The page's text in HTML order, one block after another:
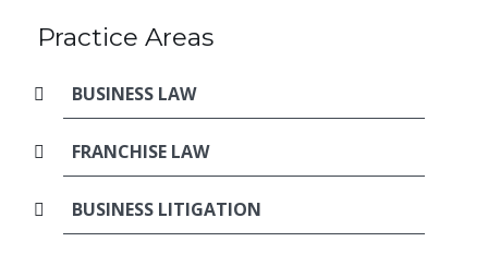
Practice Areas
BUSINESS LAW
FRANCHISE LAW
BUSINESS LITIGATION